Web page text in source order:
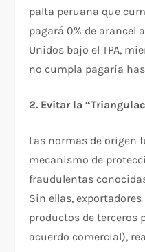
palta peruana que
pagará 0% de arancel
Unidos bajo el TPA,
no cumpla pagaría
2. Evitar la
Las normas de origen
mecanismo de
fraudulentas
Sin ellas,
productos de terceros
acuerdo comercial),